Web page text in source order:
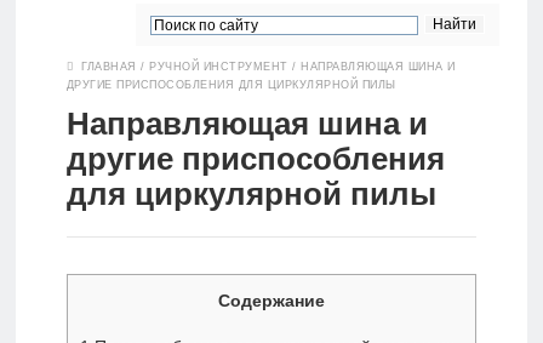
инструмент
Измерительный
ГЛАВНАЯ / РУЧНОЙ ИНСТРУМЕНТ / НАПРАВЛЯЮЩАЯ ШИНА И
ДРУГИЕ ПРИСПОСОБЛЕНИЯ ДЛЯ ЦИРКУЛЯРНОЙ ПИЛЫ
Направляющая шина и
другие приспособления
для циркулярной пилы
Содержание